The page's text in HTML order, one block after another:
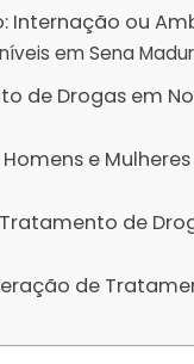
Internação ou
em Sena
de Drogas em
e Mulheres
de
de